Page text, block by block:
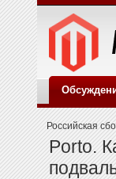
Российская
Porto.